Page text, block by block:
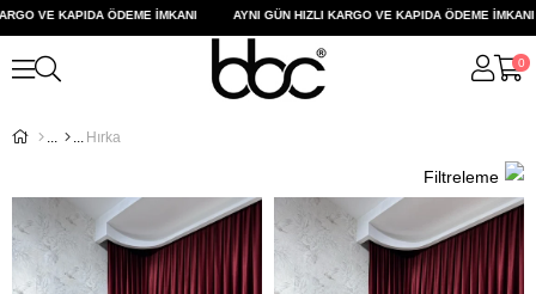
VE KAPIDA ÖDEME İMKANI AYNI GÜN HIZLI KARGO VE KAPIDA ÖDEME İMKANI
0
Hırka
Filtreleme